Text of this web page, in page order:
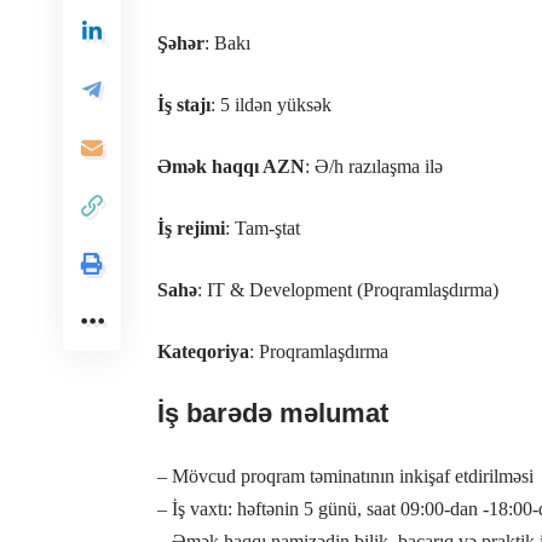
Şəhər: Bakı
İş stajı: 5 ildən yüksək
Əmək haqqı AZN: Ə/h razılaşma ilə
İş rejimi: Tam-ştat
Sahə: IT & Development (Proqramlaşdırma)
Kateqoriya: Proqramlaşdırma
İş barədə məlumat
– Mövcud proqram təminatının inkişaf etdirilməsi
– İş vaxtı: həftənin 5 günü, saat 09:00-dan -